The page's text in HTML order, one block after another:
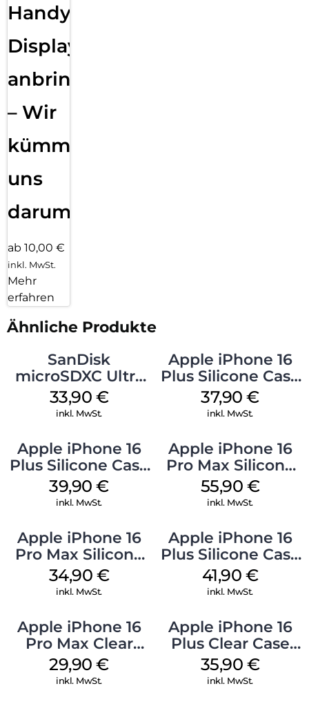
Handy
Displayfolie
anbringen
– Wir
kümmern
uns
darum!
ab 10,00 €
inkl. MwSt.
Mehr
erfahren
Ähnliche Produkte
SanDisk
microSDXC Ultra
128 GB + Adapter
Mobile
33,90 €
inkl. MwSt.
Apple iPhone 16
Plus Silicone Case
MagSafe Lake
Green
37,90€
inkl. MwSt.
Apple iPhone 16
Plus Silicone Case
MagSafe Plum
39,90€
inkl. MwSt.
Apple iPhone 16
Pro Max Silicone
Case MagSafe
Stone Gray
55,90 €
inkl. MwSt.
Apple iPhone 16
Pro Max Silicone
Case MagSafe
Denim
34,90 €
inkl. MwSt.
Apple iPhone 16
Plus Silicone Case
MagSafe Stone
Gray
41,90 €
inkl. MwSt.
Apple iPhone 16
Pro Max Clear
Case MagSafe
Transparent
29,90€
inkl. MwSt.
Apple iPhone 16
Plus Clear Case
MagSafe
Transparent
35,90 €
inkl. MwSt.